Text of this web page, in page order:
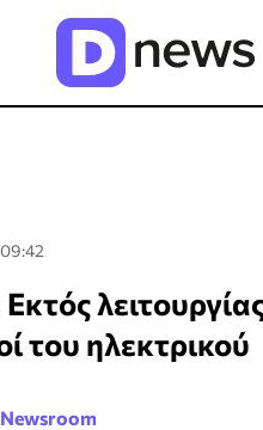
του ηλεκτρικού
Newsroom